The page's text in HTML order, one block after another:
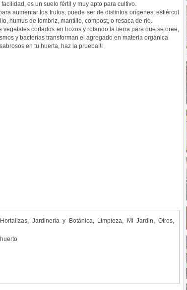
es un suelo fértil y muy apto para cultivo.
aumentar los frutos, puede ser de distintos orígenes: estiércol
humus de lombriz, mantillo, compost, o resaca de río.
cortados en trozos y rotando la tierra para que se oree,
y bacterias transforman el agregado en materia orgánica.
en tu huerta, haz la prueba!!!
, Jardineria y Botánica, Limpieza, Mi Jardin ,Otros,